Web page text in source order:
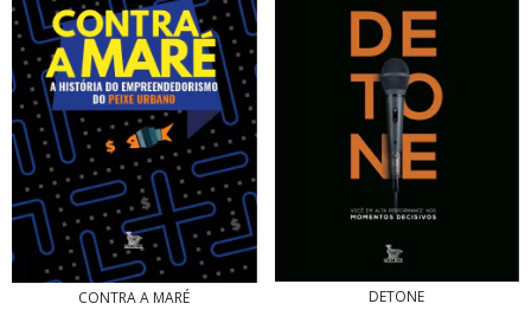
CONTRA A MARÉ DETONE